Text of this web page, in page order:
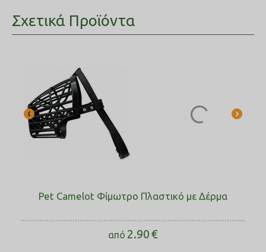
Σχετικά Προϊόντα
Pet Camelot Φίμωτρο Πλαστικό με Δέρμα
από 2.90€